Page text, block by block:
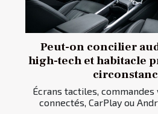
Peut-on concilier
high-tech et habitacle
Écrans tactiles, commandes
connectés, CarPlay ou